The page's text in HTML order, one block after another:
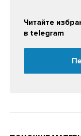
Читайте
в telegram